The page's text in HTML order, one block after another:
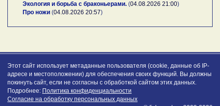
Экология и борьба с браконьерами. (04.08.2026 21:00)
Про ножи (04.08.2026 20:57)
Этот сайт использует метаданные пользователя (cookie, данные об IP-
адресе и местоположении) для обеспечения своих функций. Вы должны
покинуть сайт, если не согласны с обработкой сайтом этих данных.
Подробнее: Политика конфиденциальности
Согласие на обработку персональных данных